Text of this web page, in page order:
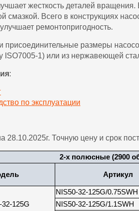
жесткость деталей
смазкой. Всего в конструкциях
ремонтопригодность.
присоединительные размеры
ISO7005-1) или из нержавеющей
:
по эксплуатации
28.10.2025г. Точную цену и срок
2-х полюсные (2900
Артикул
32-125G
NIS50-32-125G/0.75SWH
NIS50-32-125G/1.1SWH